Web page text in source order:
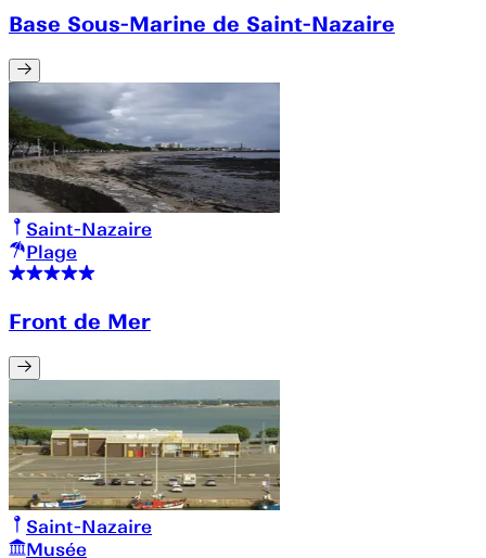
Base Sous-Marine de Saint-Nazaire
Saint-Nazaire
Plage
Front de Mer
Saint-Nazaire
Musée